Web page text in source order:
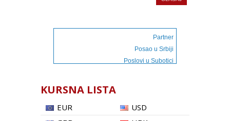
Partner
Posao u Srbiji
Poslovi u Subotici
KURSNA LISTA
EUR
USD